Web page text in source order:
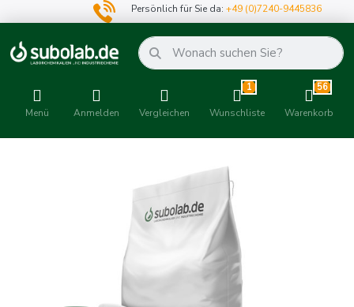
Persönlich für Sie da:+49 (0)7240-9445836
Menü Anmelden Vergleichen
1
Wunschliste
56
Warenkorb